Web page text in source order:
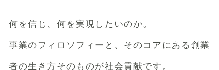
何を信じ、何を実現したいのか。
事業のフィロソフィーと、そのコアにある創業
者の生き方そのものが社会貢献です。